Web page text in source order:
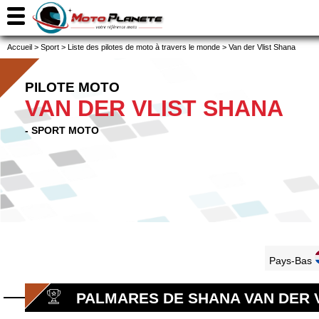
Accueil > Sport > Liste des pilotes de moto à travers le monde > Van der Vlist Shana
PILOTE MOTO
VAN DER VLIST SHANA
- SPORT MOTO
Pays-Bas
PALMARES DE SHANA VAN DER